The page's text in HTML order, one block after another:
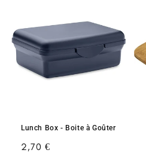
Lunch Box - Boite à Goûter
Prix
2,70 €